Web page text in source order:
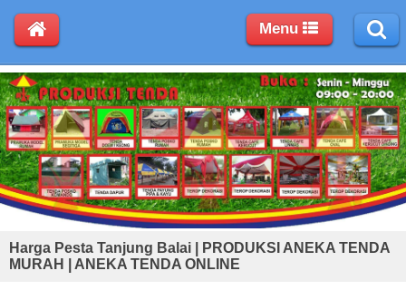
Harga Pesta Tanjung Balai | PRODUKSI ANEKA TENDA
MURAH | ANEKA TENDA ONLINE
Menu